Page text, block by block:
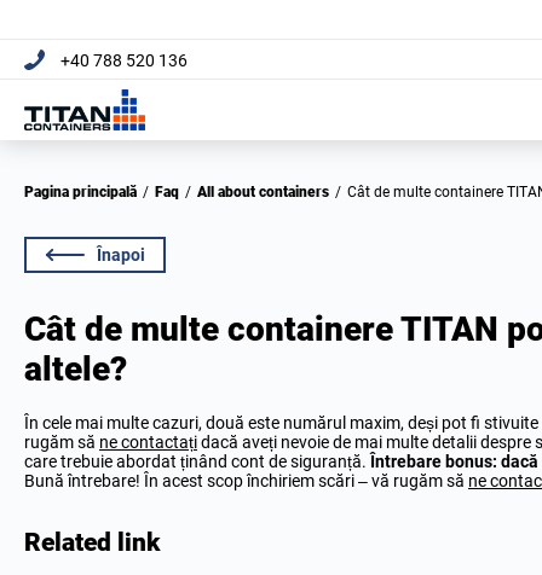
+40 788 520 136
Pagina principală / Faq / All about containers / Cât de multe containere
Înapoi
Cât de multe containere TITAN
altele?
În cele mai multe cazuri, două este numărul maxim, deși pot fi
rugăm să ne contactațidacă aveți nevoie de mai multe detalii
care trebuie abordat ținând cont de siguranță. Întrebare bonus:
Bună întrebare! În acest scop închiriem scări – vă rugăm să ne
Related link